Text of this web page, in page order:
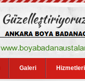
Galeri